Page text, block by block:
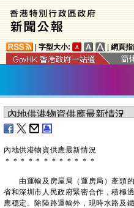
字型大小: 網頁
內地供港物資供應最新情況
＊ ＊ ＊ ＊ ＊ ＊ ＊ ＊ ＊ ＊ ＊ ＊
由運輸及房屋局（運房局）牽頭的
省和深圳市人民政府緊密合作，積極
應穩定。除陸路運輸外，現時水路及